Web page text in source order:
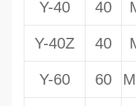
Y-40 40
Y-40Z 40
Y-60 60